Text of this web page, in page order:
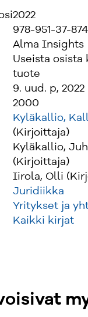
2022
978-951-37-
Alma Insights
Useista osista
tuote
9. uud. p, 2022
2000
Kyläkallio,
(Kirjoittaja)
Kyläkallio,
(Kirjoittaja)
Iirola, Olli
Juridiikka
Yritykset ja
Kaikki kirjat